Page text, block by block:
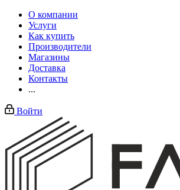
О компании
Услуги
Как купить
Производители
Магазины
Доставка
Контакты
...
Войти